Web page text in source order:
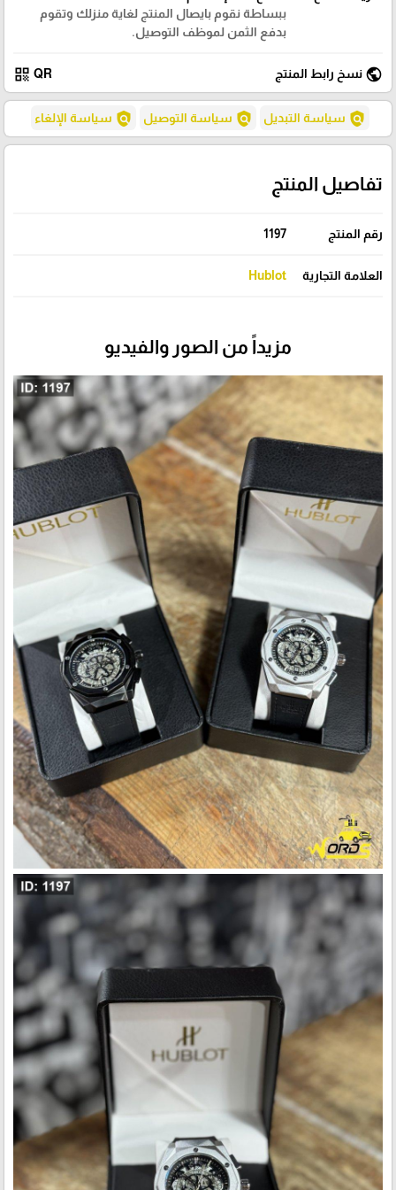
ببساطة نقوم بايصال المنتج لغاية منزلك وتقوم
بدفع الثمن لموظف التوصيل.
public نسخ رابط المنتج QR
qr_code
policy سياسة التبديل policy سياسة التوصيل policy سياسة الإلغاء
تفاصيل المنتج
رقم المنتج 1197
العلامة التجارية Hublot
مزيداً من الصور والفيديو